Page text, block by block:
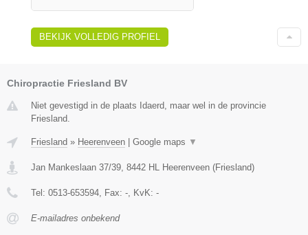
BEKIJK VOLLEDIG PROFIEL
Chiropractie Friesland BV
Niet gevestigd in de plaats Idaerd, maar wel in de provincie
Friesland.
Friesland » Heerenveen Google maps ▼
Jan Mankeslaan 37/39 8442 HL Heerenveen (Friesland)
Tel: 0513-653594 , Fax: - , KvK: -
E-mailadres onbekend